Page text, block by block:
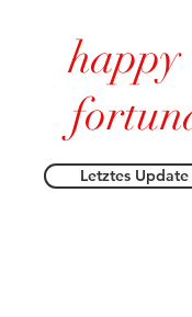
happy
Letztes